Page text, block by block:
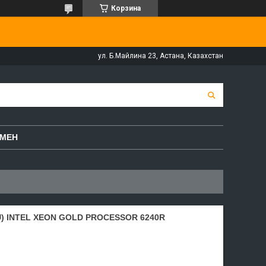
Корзина
ул. Б.Майлина 23, Астана, Казахстан
XEON GOLD PROCESSOR 6240R